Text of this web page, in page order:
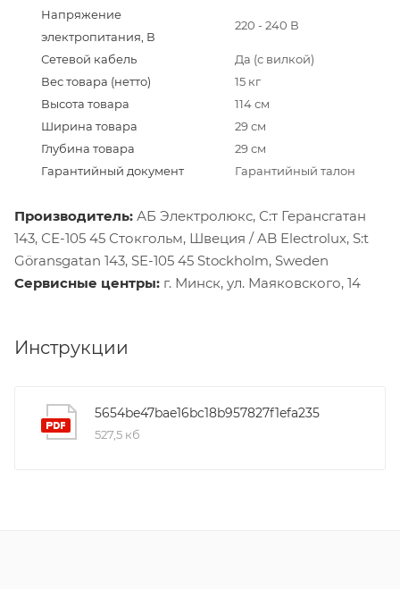
Напряжение
электропитания, В
220 - 240 В
Сетевой кабель
Да (с вилкой)
Вес товара (нетто)
15 кг
Высота товара
114 см
Ширина товара
29 см
Глубина товара
29 см
Гарантийный документ
Гарантийный талон
Производитель: АБ Электролюкс, С:т Герансгатан
143, СЕ-105 45 Стокгольм, Швеция / AB Electrolux, S:t
Göransgatan 143, SE-105 45 Stockholm, Sweden
Сервисные центры: г. Минск, ул. Маяковского, 14
Инструкции
5654be47bae16bc18b957827f1efa235
527,5 кб